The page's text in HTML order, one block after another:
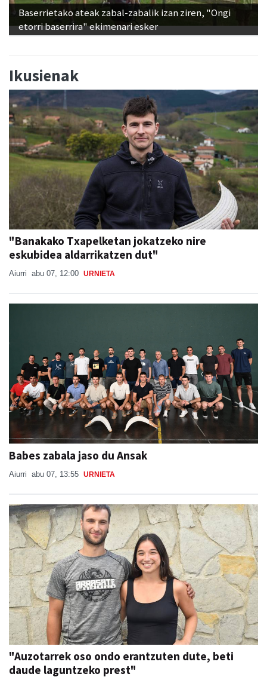
Baserrietako ateak zabal-zabalik izan ziren, "Ongi
etorri baserrira" ekimenari esker
Ikusienak
"Banakako Txapelketan jokatzeko nire
eskubidea aldarrikatzen dut"
Aiurri abu 07, 12:00 URNIETA
Babes zabala jaso du Ansak
Aiurri abu 07, 13:55 URNIETA
"Auzotarrek oso ondo erantzuten dute, beti
daude laguntzeko prest"